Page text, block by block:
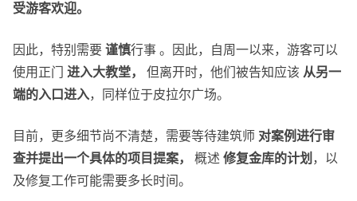
受游客欢迎。
因此，特别需要 谨慎行事 。因此，自周一以来，游客可以
使用正门 进入大教堂， 但离开时，他们被告知应该 从另一
端的入口进入，同样位于皮拉尔广场。
目前，更多细节尚不清楚，需要等待建筑师 对案例进行审
查并提出一个具体的项目提案，
概述 修复金库的计划 ，以
及修复工作可能需要多长时间。